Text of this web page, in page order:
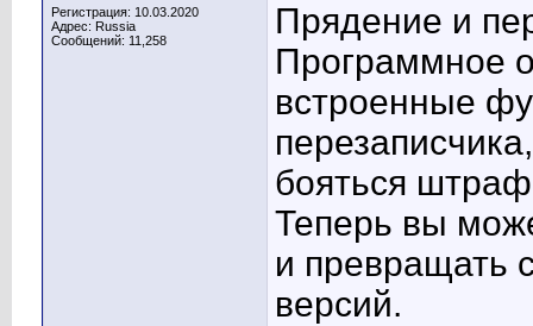
Регистрация: 10.03.2020
Адрес: Russia
Сообщений: 11,258
Прядение и
Программное
встроенные
бояться
Теперь вы
и превращать
версий.